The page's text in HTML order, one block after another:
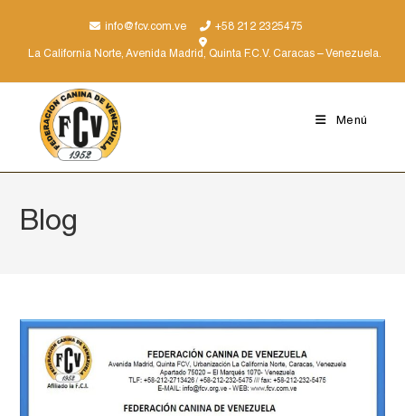
info@fcv.com.ve +58 212 2325475
La California Norte, Avenida Madrid, Quinta F.C.V. Caracas – Venezuela.
Menú
Blog